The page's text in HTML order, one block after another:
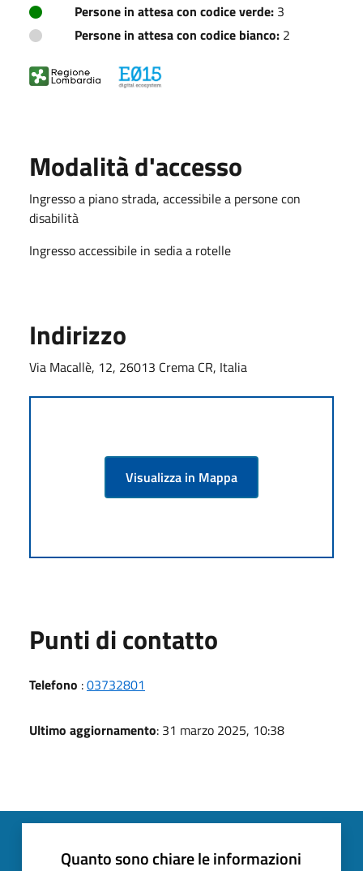
Persone in attesa con codice verde: 3
Persone in attesa con codice bianco: 2
Modalità d'accesso
Ingresso a piano strada, accessibile a persone con
disabilità
Ingresso accessibile in sedia a rotelle
Indirizzo
Via Macallè, 12, 26013 Crema CR, Italia
Visualizza in Mappa
Punti di contatto
Telefono :03732801
Ultimo aggiornamento: 31 marzo 2025, 10:38
Quanto sono chiare le informazioni